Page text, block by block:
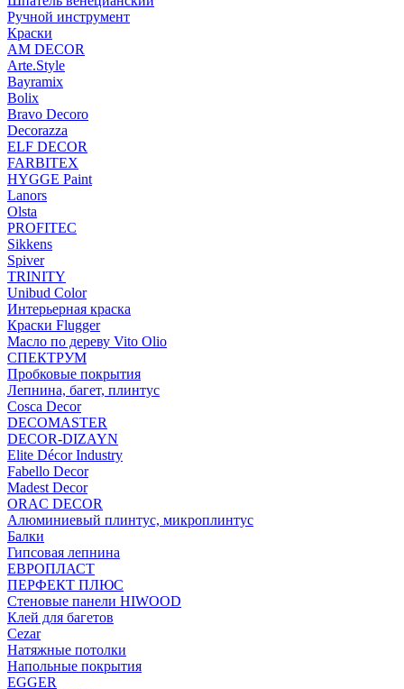
Ручной инструмент
Краски
AM DECOR
Arte.Style
Bayramix
Bolix
Bravo Decoro
Decorazza
ELF DECOR
FARBITEX
HYGGE Paint
Lanors
Olsta
PROFITEC
Sikkens
Spiver
TRINITY
Unibud Color
Интерьерная краска
Краски Flugger
Масло по дереву Vito Olio
СПЕКТРУМ
Пробковые покрытия
Лепнина, багет, плинтус
Cosca Decor
DECOMASTER
DECOR-DIZAYN
Elite Décor Industry
Fabello Decor
Madest Decor
ORAC DECOR
Алюминиевый плинтус, микроплинтус
Балки
Гипсовая лепнина
ЕВРОПЛАСТ
ПЕРФЕКТ ПЛЮС
Стеновые панели HIWOOD
Клей для багетов
Cezar
Натяжные потолки
Напольные покрытия
EGGER